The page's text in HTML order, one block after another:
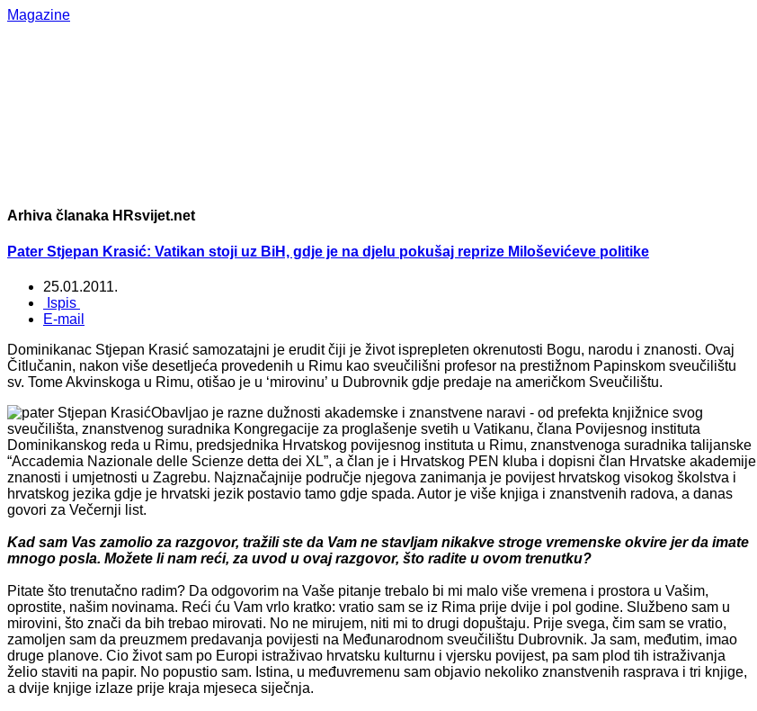
Magazine
Arhiva članaka HRsvijet.net
Pater Stjepan Krasić: Vatikan stoji uz BiH, gdje je na djelu pokušaj reprize Miloševićeve politike
25.01.2011.
Ispis
E-mail
Dominikanac Stjepan Krasić samozatajni je erudit čiji je život isprepleten okrenutosti Bogu, narodu i znanosti. Ovaj
Čitlučanin, nakon više desetljeća provedenih u Rimu kao sveučilišni profesor na prestižnom Papinskom sveučilištu
sv. Tome Akvinskoga u Rimu, otišao je u ‘mirovinu’ u Dubrovnik gdje predaje na američkom Sveučilištu.
Obavljao je razne dužnosti akademske i znanstvene naravi - od prefekta knjižnice svog
sveučilišta, znanstvenog suradnika Kongregacije za proglašenje svetih u Vatikanu, člana Povijesnog instituta
Dominikanskog reda u Rimu, predsjednika Hrvatskog povijesnog instituta u Rimu, znanstvenoga suradnika talijanske
“Accademia Nazionale delle Scienze detta dei XL”, a član je i Hrvatskog PEN kluba i dopisni član Hrvatske akademije
znanosti i umjetnosti u Zagrebu. Najznačajnije područje njegova zanimanja je povijest hrvatskog visokog školstva i
hrvatskog jezika gdje je hrvatski jezik postavio tamo gdje spada. Autor je više knjiga i znanstvenih radova, a danas
govori za Večernji list.
Kad sam Vas zamolio za razgovor, tražili ste da Vam ne stavljam nikakve stroge vremenske okvire jer da imate
mnogo posla. Možete li nam reći, za uvod u ovaj razgovor, što radite u ovom trenutku?
Pitate što trenutačno radim? Da odgovorim na Vaše pitanje trebalo bi mi malo više vremena i prostora u Vašim,
oprostite, našim novinama. Reći ću Vam vrlo kratko: vratio sam se iz Rima prije dvije i pol godine. Službeno sam u
mirovini, što znači da bih trebao mirovati. No ne mirujem, niti mi to drugi dopuštaju. Prije svega, čim sam se vratio,
zamoljen sam da preuzmem predavanja povijesti na Međunarodnom sveučilištu Dubrovnik. Ja sam, međutim, imao
druge planove. Cio život sam po Europi istraživao hrvatsku kulturnu i vjersku povijest, pa sam plod tih istraživanja
želio staviti na papir. No popustio sam. Istina, u međuvremenu sam objavio nekoliko znanstvenih rasprava i tri knjige,
a dvije knjige izlaze prije kraja mjeseca siječnja.